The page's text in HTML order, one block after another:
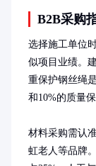
B2B采购
选择施工单位
似项目业绩。
重保护钢丝绳
和10%的质量保
材料采购需认
虹老人等品牌